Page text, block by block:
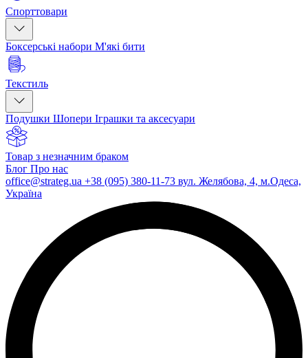
Спорттовари
Боксерські набори М'які бити
Текстиль
Подушки Шопери Іграшки та аксесуари
Товар з незначним браком
Блог Про нас
office@strateg.ua +38 (095) 380-11-73 вул. Желябова, 4, м.Одеса,
Україна